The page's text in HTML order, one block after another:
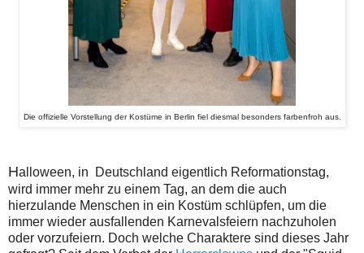
Die offizielle Vorstellung der Kostüme in Berlin fiel diesmal besonders farbenfroh aus.
Halloween, in Deutschland eigentlich Reformationstag,
wird immer mehr zu einem Tag, an dem die auch
hierzulande Menschen in ein Kostüm schlüpfen, um die
immer wieder ausfallenden Karnevalsfeiern nachzuholen
oder vorzufeiern. Doch welche Charaktere sind dieses Jahr